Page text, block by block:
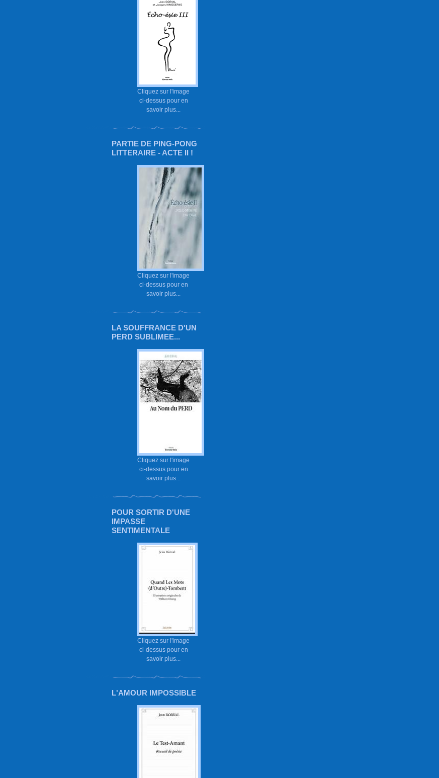
Cliquez sur l'image
ci-dessus pour en
savoir plus...
PARTIE DE PING-PONG
LITTERAIRE - ACTE II !
Cliquez sur l'image
ci-dessus pour en
savoir plus...
LA SOUFFRANCE D'UN
PERD SUBLIMEE...
Cliquez sur l'image
ci-dessus pour en
savoir plus...
POUR SORTIR D'UNE
IMPASSE
SENTIMENTALE
Cliquez sur l'image
ci-dessus pour en
savoir plus...
L'AMOUR IMPOSSIBLE